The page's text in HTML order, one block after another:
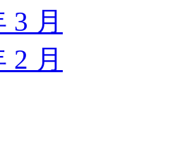
3 月
2 月